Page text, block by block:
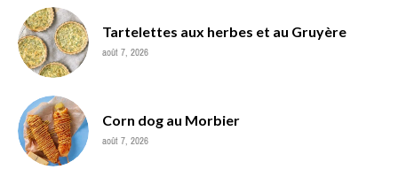
Tartelettes aux herbes et au Gruyère
août 7, 2026
Corn dog au Morbier
août 7, 2026